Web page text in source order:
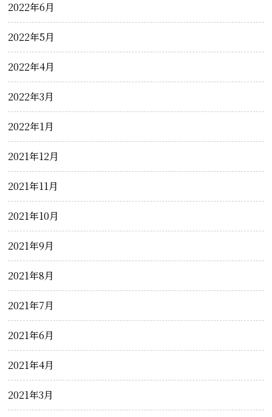
2022年6月
2022年5月
2022年4月
2022年3月
2022年1月
2021年12月
2021年11月
2021年10月
2021年9月
2021年8月
2021年7月
2021年6月
2021年4月
2021年3月